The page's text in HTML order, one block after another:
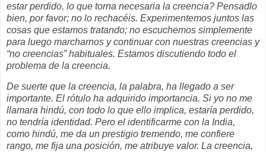
estar perdido, lo que torna necesaria la creencia? Pensadlo
bien, por favor; no lo rechacéis. Experimentemos juntos las
cosas que estamos tratando; no escuchemos simplemente
para luego marcharnos y continuar con nuestras creencias y
“no creencias” habituales. Estamos discutiendo todo el
problema de la creencia.
De suerte que la creencia, la palabra, ha llegado a ser
importante. El rótulo ha adquirido importancia. Si yo no me
llamara hindú, con todo lo que ello implica, estaría perdido,
no tendría identidad. Pero el identificarme con la India,
como hindú, me da un prestigio tremendo, me confiere
rango, me fija una posición, me atribuye valor. La creencia,